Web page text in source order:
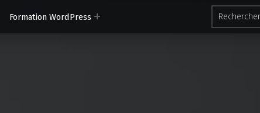
Rechercher :
Formation WordPress